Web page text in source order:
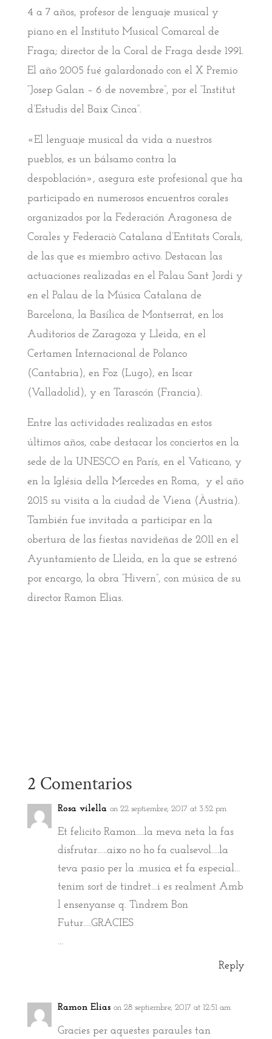
4 a 7 años, profesor de lenguaje musical y
piano en el Instituto Musical Comarcal de
Fraga; director de la Coral de Fraga desde 1991.
El año 2005 fué galardonado con el X Premio
“Josep Galan – 6 de novembre”, por el “Institut
d’Estudis del Baix Cinca”.
«El lenguaje musical da vida a nuestros
pueblos, es un bálsamo contra la
despoblación», asegura este profesional que ha
participado en numerosos encuentros corales
organizados por la Federación Aragonesa de
Corales y Federaciò Catalana d’Entitats Corals,
de las que es miembro activo. Destacan las
actuaciones realizadas en el Palau Sant Jordi y
en el Palau de la Música Catalana de
Barcelona, la Basílica de Montserrat, en los
Auditorios de Zaragoza y Lleida, en el
Certamen Internacional de Polanco
(Cantabria), en Foz (Lugo), en Iscar
(Valladolid), y en Tarascón (Francia).
Entre las actividades realizadas en estos
últimos años, cabe destacar los conciertos en la
sede de la UNESCO en París, en el Vaticano, y
en la Iglésia della Mercedes en Roma, y el año
2015 su visita a la ciudad de Viena (Àustria).
También fue invitada a participar en la
obertura de las fiestas navideñas de 2011 en el
Ayuntamiento de Lleida, en la que se estrenó
por encargo, la obra “Hivern”, con música de su
director Ramon Elias.
2 Comentarios
Rosa vilella on 22 septiembre, 2017 at 3:52 pm
Et felicito Ramon….la meva neta la fas
disfrutar…..aixo no ho fa cualsevol….la
teva pasio per la .musica et fa especial…
tenim sort de tindret…i es realment Amb
l ensenyanse q. Tindrem Bon
Futur….GRACIES
…
Reply
Ramon Elias on 28 septiembre, 2017 at 12:51 am
Gracies per aquestes paraules tan